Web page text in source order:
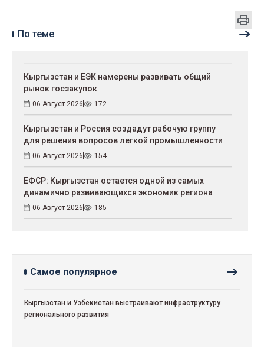
По теме
Кыргызстан и ЕЭК намерены развивать общий
рынок госзакупок
06 Август 2026 172
Кыргызстан и Россия создадут рабочую группу
для решения вопросов легкой промышленности
06 Август 2026 154
ЕФСР: Кыргызстан остается одной из самых
динамично развивающихся экономик региона
06 Август 2026 185
Самое популярное
Кыргызстан и Узбекистан выстраивают инфраструктуру
регионального развития